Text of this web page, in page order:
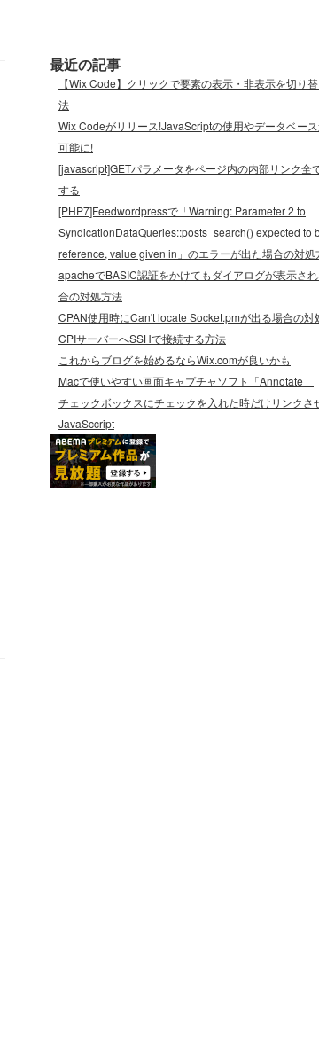
最近の記事
【Wix Code】クリックで要素の表示・非表示を切り
法
Wix Codeがリリース!JavaScriptの使用やデータベー
可能に!
[javascript]GETパラメータをページ内の内部リンク全
する
[PHP7]Feedwordpressで「Warning: Parameter 2 to
SyndicationDataQueries::posts_search() expected to
reference, value given in」のエラーが出た場合の対処
apacheでBASIC認証をかけてもダイアログが表示さ
合の対処方法
CPAN使用時にCan't locate Socket.pmが出る場合の対
CPIサーバーへSSHで接続する方法
これからブログを始めるならWix.comが良いかも
Macで使いやすい画面キャプチャソフト「Annotate」
チェックボックスにチェックを入れた時だけリンクさ
JavaSccript